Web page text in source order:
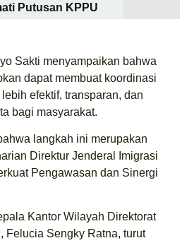
Putusan KPPU
Sakti menyampaikan bahwa
dapat membuat koordinasi
efektif, transparan, dan
bagi masyarakat.
langkah ini merupakan
Direktur Jenderal Imigrasi
Pengawasan dan Sinergi
Kantor Wilayah Direktorat
Felucia Sengky Ratna, turut